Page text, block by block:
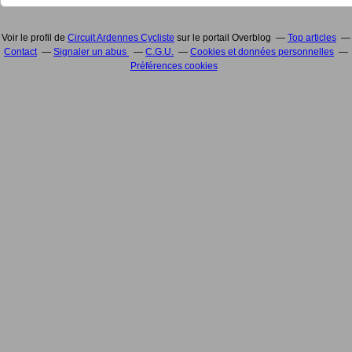
Voir le profil de Circuit Ardennes Cycliste sur le portail Overblog
Top articles
Contact
Signaler un abus C.G.U.
Cookies et données personnelles
Préférences cookies